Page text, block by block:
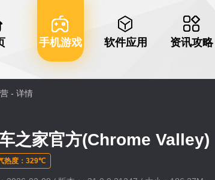
手机游戏 软件应用 资讯攻略
- 详情
之家官方(Chrome Valley)
热度：329℃